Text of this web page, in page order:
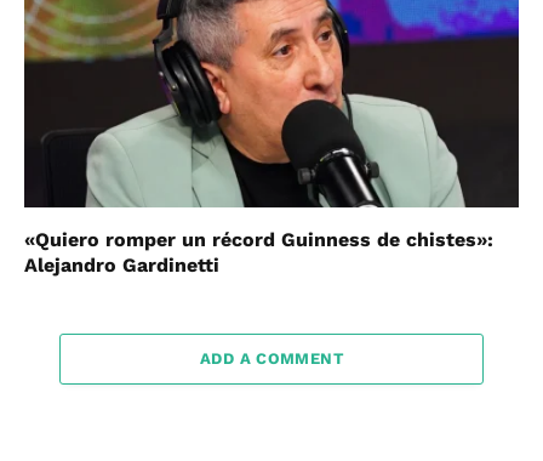
«Quiero romper un récord Guinness de chistes»:
Alejandro Gardinetti
ADD A COMMENT